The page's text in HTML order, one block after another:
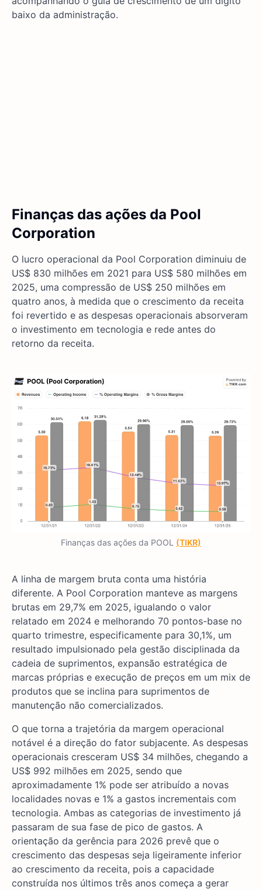
baixo da administração.
Finanças das ações da Pool
Corporation
O lucro operacional da Pool Corporation diminuiu de
US$ 830 milhões em 2021 para US$ 580 milhões em
2025, uma compressão de US$ 250 milhões em
quatro anos, à medida que o crescimento da receita
foi revertido e as despesas operacionais absorveram
o investimento em tecnologia e rede antes do
retorno da receita.
Finanças das ações da POOL (TIKR)
A linha de margem bruta conta uma história
diferente. A Pool Corporation manteve as margens
brutas em 29,7% em 2025, igualando o valor
relatado em 2024 e melhorando 70 pontos-base no
quarto trimestre, especificamente para 30,1%, um
resultado impulsionado pela gestão disciplinada da
cadeia de suprimentos, expansão estratégica de
marcas próprias e execução de preços em um mix de
produtos que se inclina para suprimentos de
manutenção não comercializados.
O que torna a trajetória da margem operacional
notável é a direção do fator subjacente. As despesas
operacionais cresceram US$ 34 milhões, chegando a
US$ 992 milhões em 2025, sendo que
aproximadamente 1% pode ser atribuído a novas
localidades novas e 1% a gastos incrementais com
tecnologia. Ambas as categorias de investimento já
passaram de sua fase de pico de gastos. A
orientação da gerência para 2026 prevê que o
crescimento das despesas seja ligeiramente inferior
ao crescimento da receita, pois a capacidade
construída nos últimos três anos começa a gerar